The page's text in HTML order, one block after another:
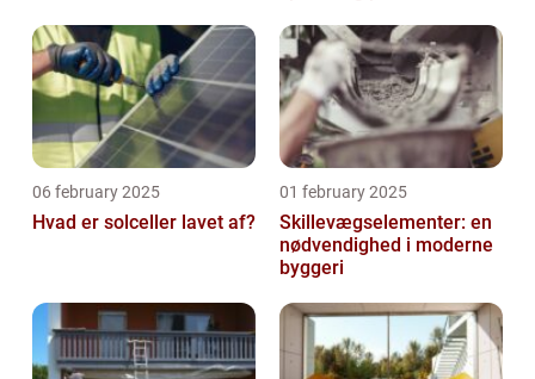
06 february 2025
Hvad er solceller lavet af?
01 february 2025
Skillevægselementer: en
nødvendighed i moderne
byggeri